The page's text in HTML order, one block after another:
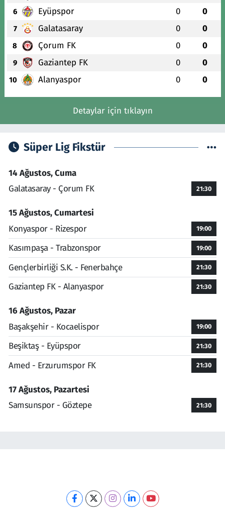
6 Eyüpspor 0 0
7 Galatasaray 0 0
8 Çorum FK 0 0
9 Gaziantep FK 0 0
10 Alanyaspor 0 0
Detaylar için tıklayın
Süper Lig Fikstür
14 Ağustos, Cuma
Galatasaray - Çorum FK
21:30
15 Ağustos, Cumartesi
Konyaspor - Rizespor
19:00
Kasımpaşa - Trabzonspor 19:00
Gençlerbirliği S.K. - Fenerbahçe 21:30
Gaziantep FK - Alanyaspor 21:30
16 Ağustos, Pazar
Başakşehir - Kocaelispor
19:00
Beşiktaş - Eyüpspor 21:30
Amed - Erzurumspor FK 21:30
17 Ağustos, Pazartesi
Samsunspor - Göztepe
21:30